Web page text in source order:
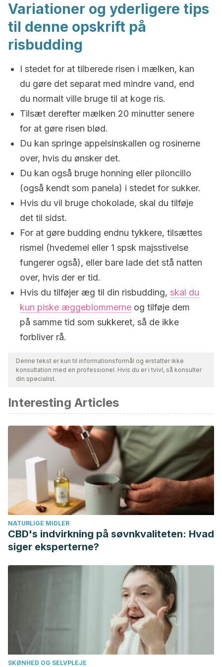
Variationer og yderligere tips
til denne opskrift på
risbudding
I stedet for at tilberede risen i mælken, kan
du gøre det separat med mindre vand, end
du normalt ville bruge til at koge ris.
Tilsæt derefter mælken 20 minutter senere
for at gøre risen blød.
Du kan springe appelsinskallen og rosinerne
over, hvis du ønsker det.
Du kan også bruge honning eller piloncillo
(også kendt som panela) i stedet for sukker.
Hvis du vil bruge chokolade, skal du tilføje
det til sidst.
For at gøre budding endnu tykkere, tilsættes
rismel (hvedemel eller 1 spsk majsstivelse
fungerer også), eller bare lade det stå natten
over, hvis der er tid.
Hvis du tilføjer æg til din risbudding, skal du
kun piske æggeblommerne og tilføje dem
på samme tid som sukkeret, så de ikke
forbliver rå.
Denne tekst er kun til informationsformål og erstatter ikke
konsultation med en professionel. Hvis du er i tvivl, så konsulter
din specialist.
Interesting Articles
NATURLIGE MIDLER
CBD's indvirkning på søvnkvaliteten: Hvad
siger eksperterne?
SKØNHED OG SELVPLEJE